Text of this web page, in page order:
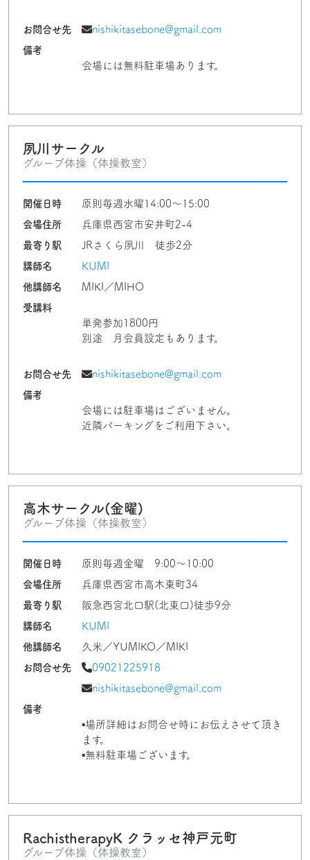
お問合せ先
nishikitasebone@gmail.com
備考
会場には無料駐車場あります。
夙川サークル
グループ体操（体操教室）
開催日時
原則毎週水曜14:00～15:00
会場住所
兵庫県西宮市安井町2-4
最寄り駅
JRさくら夙川 徒歩2分
講師名
KUMI
他講師名
MIKI／MIHO
受講料
単発参加1800円
別途 月会員設定もあります。
お問合せ先
nishikitasebone@gmail.com
備考
会場には駐車場はございません。
近隣パーキングをご利用下さい。
高木サークル(金曜)
グループ体操（体操教室）
開催日時
原則毎週金曜 9:00～10:00
会場住所
兵庫県西宮市高木東町34
最寄り駅
阪急西宮北口駅(北東口)徒歩9分
講師名
KUMI
他講師名
久米／YUMIKO／MIKI
お問合せ先
09021225918
nishikitasebone@gmail.com
備考
▪場所詳細はお問合せ時にお伝えさせて頂き
ます。
▪無料駐車場ございます。
RachistherapyK クラッセ神戸元町
グループ体操（体操教室）